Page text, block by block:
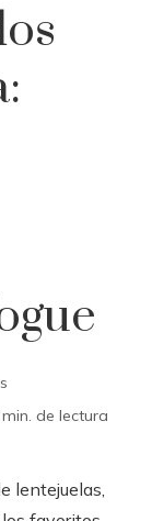
de lectura